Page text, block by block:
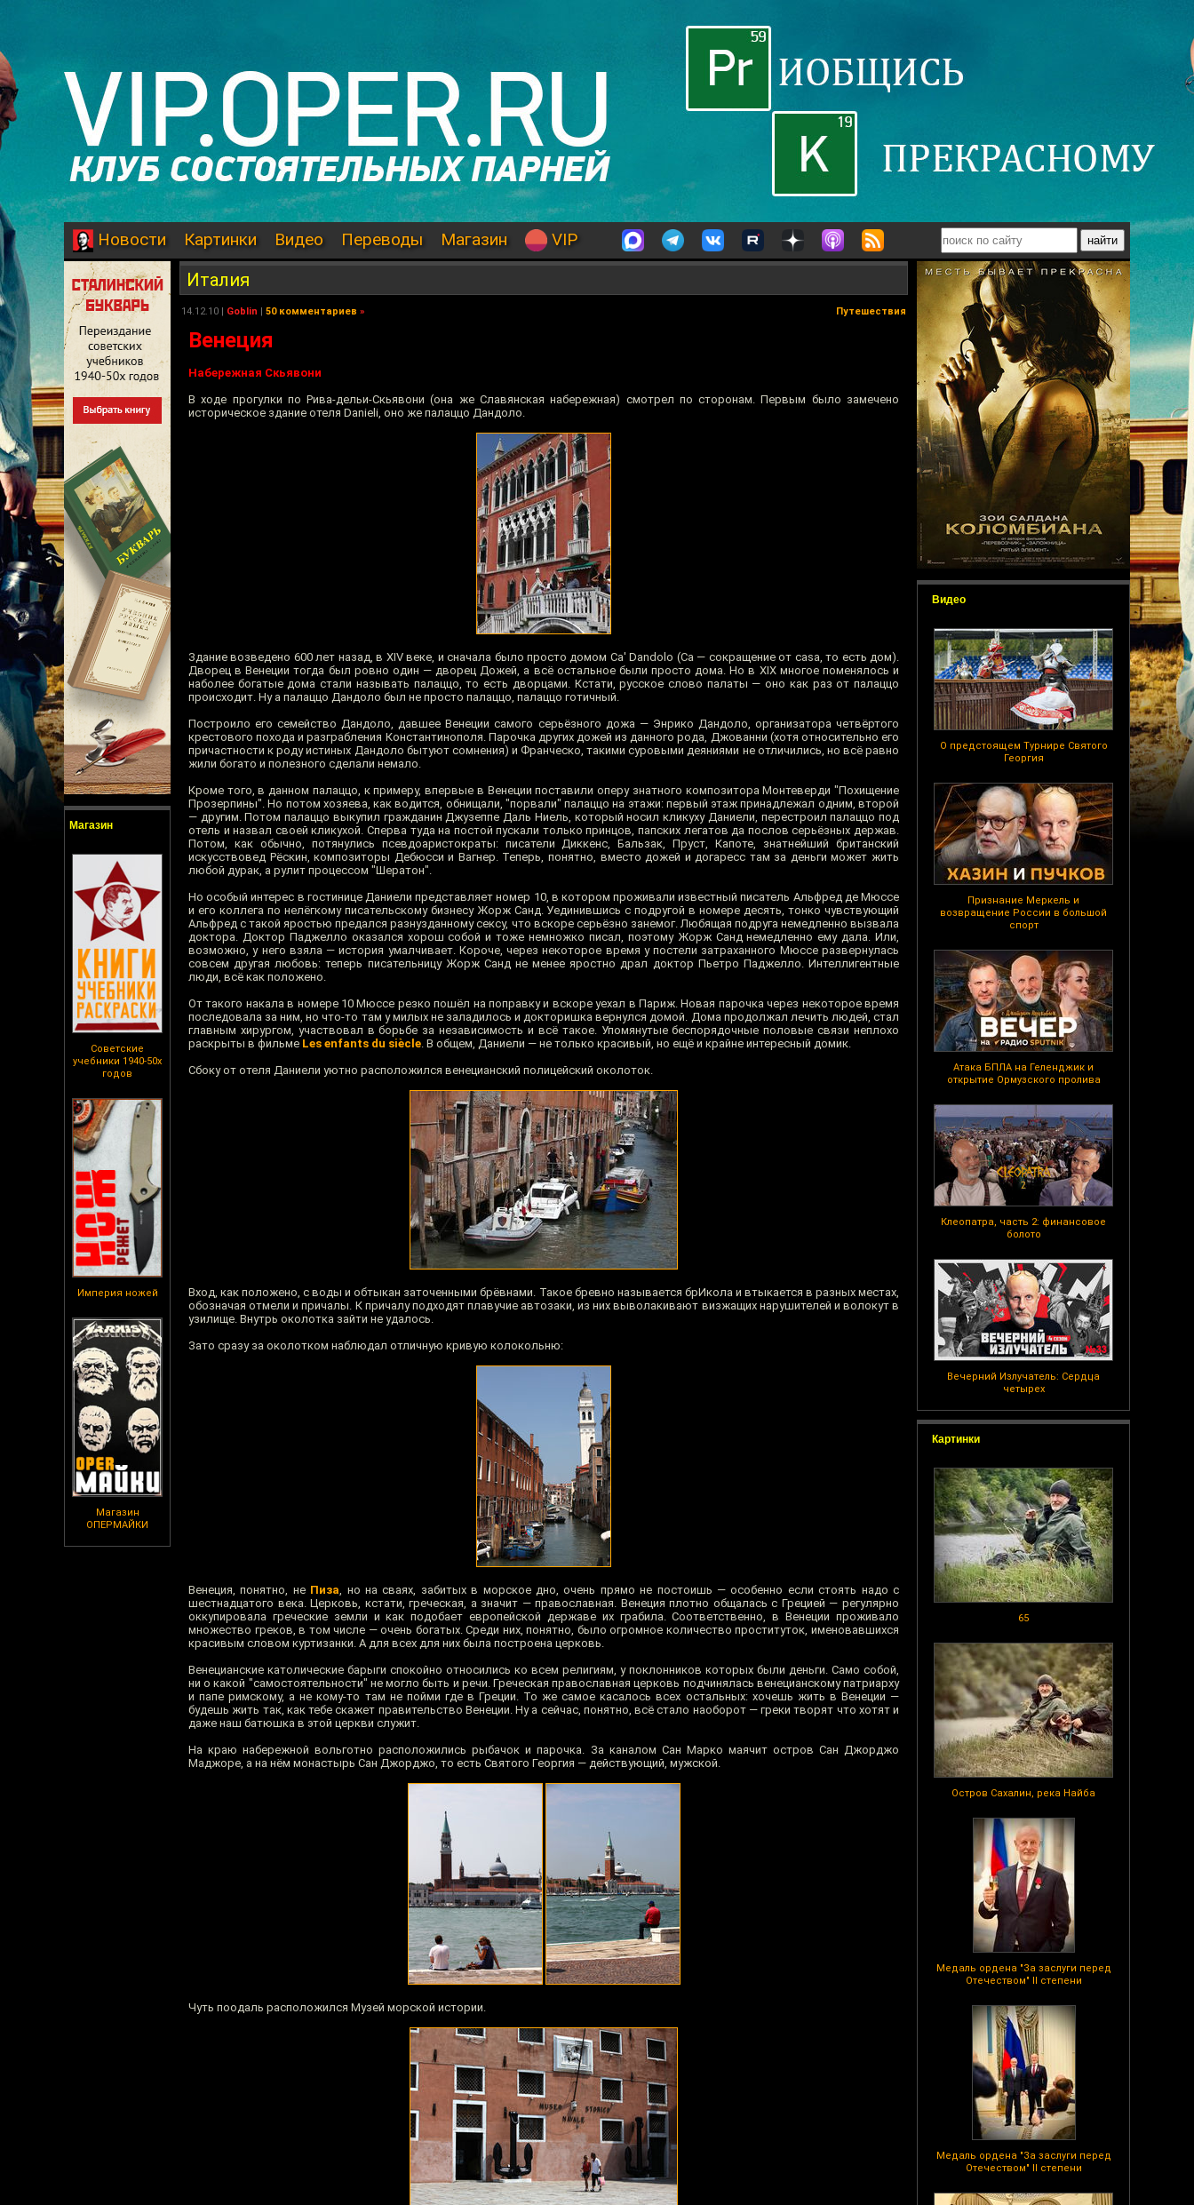
Новости Картинки Видео Переводы Магазин VIP
Магазин
Советские
учебники 1940-50х
годов
Империя ножей
Магазин
ОПЕРМАЙКИ
Видео
О предстоящем Турнире Святого
Георгия
Признание Меркель и
возвращение России в большой
спорт
Атака БПЛА на Геленджик и
открытие Ормузского пролива
Клеопатра, часть 2: финансовое
болото
Вечерний Излучатель: Сердца
четырех
Картинки
65
Остров Сахалин, река Найба
Медаль ордена "За заслуги перед
Отечеством" II степени
Медаль ордена "За заслуги перед
Отечеством" II степени
Италия
14.12.10 | Goblin | 50 комментариев » Путешествия
Венеция
Набережная Скьявони
В ходе прогулки по Рива-дельи-Скьявони (она же Славянская набережная) смотрел по сторонам. Первым было замечено
историческое здание отеля Danieli, оно же палаццо Дандоло.
Здание возведено 600 лет назад, в XIV веке, и сначала было просто домом Ca' Dandolo (Ca — сокращение от casa, то есть дом).
Дворец в Венеции тогда был ровно один — дворец Дожей, а всё остальное были просто дома. Но в XIX многое поменялось и
наболее богатые дома стали называть палаццо, то есть дворцами. Кстати, русское слово палаты — оно как раз от палаццо
происходит. Ну а палаццо Дандоло был не просто палаццо, палаццо готичный.
Построило его семейство Дандоло, давшее Венеции самого серьёзного дожа — Энрико Дандоло, организатора четвёртого
крестового похода и разграбления Константинополя. Парочка других дожей из данного рода, Джованни (хотя относительно его
причастности к роду истиных Дандоло бытуют сомнения) и Франческо, такими суровыми деяниями не отличились, но всё равно
жили богато и полезного сделали немало.
Кроме того, в данном палаццо, к примеру, впервые в Венеции поставили оперу знатного композитора Монтеверди "Похищение
Прозерпины". Но потом хозяева, как водится, обнищали, "порвали" палаццо на этажи: первый этаж принадлежал одним, второй
— другим. Потом палаццо выкупил гражданин Джузеппе Даль Ниель, который носил кликуху Даниели, перестроил палаццо под
отель и назвал своей кликухой. Сперва туда на постой пускали только принцов, папских легатов да послов серьёзных держав.
Потом, как обычно, потянулись псевдоаристократы: писатели Диккенс, Бальзак, Пруст, Капоте, знатнейший британский
искусствовед Рёскин, композиторы Дебюсси и Вагнер. Теперь, понятно, вместо дожей и догаресс там за деньги может жить
любой дурак, а рулит процессом "Шератон".
Но особый интерес в гостинице Даниели представляет номер 10, в котором проживали известный писатель Альфред де Мюссе
и его коллега по нелёгкому писательскому бизнесу Жорж Санд. Уединившись с подругой в номере десять, тонко чувствующий
Альфред с такой яростью предался разнузданному сексу, что вскоре серьёзно занемог. Любящая подруга немедленно вызвала
доктора. Доктор Паджелло оказался хорош собой и тоже немножко писал, поэтому Жорж Санд немедленно ему дала. Или,
возможно, у него взяла — история умалчивает. Короче, через некоторое время у постели затраханного Мюссе развернулась
совсем другая любовь: теперь писательницу Жорж Санд не менее яростно драл доктор Пьетро Паджелло. Интеллигентные
люди, всё как положено.
От такого накала в номере 10 Мюссе резко пошёл на поправку и вскоре уехал в Париж. Новая парочка через некоторое время
последовала за ним, но что-то там у милых не заладилось и докторишка вернулся домой. Дома продолжал лечить людей, стал
главным хирургом, участвовал в борьбе за независимость и всё такое. Упомянутые беспорядочные половые связи неплохо
раскрыты в фильме Les enfants du siècle. В общем, Даниели — не только красивый, но ещё и крайне интересный домик.
Сбоку от отеля Даниели уютно расположился венецианский полицейский околоток.
Вход, как положено, с воды и обтыкан заточенными брёвнами. Такое бревно называется брИкола и втыкается в разных местах,
обозначая отмели и причалы. К причалу подходят плавучие автозаки, из них выволакивают визжащих нарушителей и волокут в
узилище. Внутрь околотка зайти не удалось.
Зато сразу за околотком наблюдал отличную кривую колокольню:
Венеция, понятно, не Пиза, но на сваях, забитых в морское дно, очень прямо не постоишь — особенно если стоять надо с
шестнадцатого века. Церковь, кстати, греческая, а значит — православная. Венеция плотно общалась с Грецией — регулярно
оккупировала греческие земли и как подобает европейской державе их грабила. Соответственно, в Венеции проживало
множество греков, в том числе — очень богатых. Среди них, понятно, было огромное количество проституток, именовавшихся
красивым словом куртизанки. А для всех для них была построена церковь.
Венецианские католические барыги спокойно относились ко всем религиям, у поклонников которых были деньги. Само собой,
ни о какой "самостоятельности" не могло быть и речи. Греческая православная церковь подчинялась венецианскому патриарху
и папе римскому, а не кому-то там не пойми где в Греции. То же самое касалось всех остальных: хочешь жить в Венеции —
будешь жить так, как тебе скажет правительство Венеции. Ну а сейчас, понятно, всё стало наоборот — греки творят что хотят и
даже наш батюшка в этой церкви служит.
На краю набережной вольготно расположились рыбачок и парочка. За каналом Сан Марко маячит остров Сан Джорджо
Маджоре, а на нём монастырь Сан Джорджо, то есть Святого Георгия — действующий, мужской.
Чуть поодаль расположился Музей морской истории.